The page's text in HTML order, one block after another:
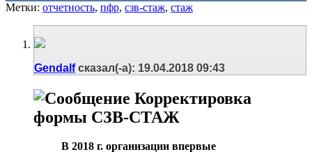
Метки: отчетность, пфр, сзв-стаж, стаж
Gendalfсказал(-а): 19.04.2018 09:43
Корректировка
формы СЗВ-СТАЖ
В 2018 г. организации впервые